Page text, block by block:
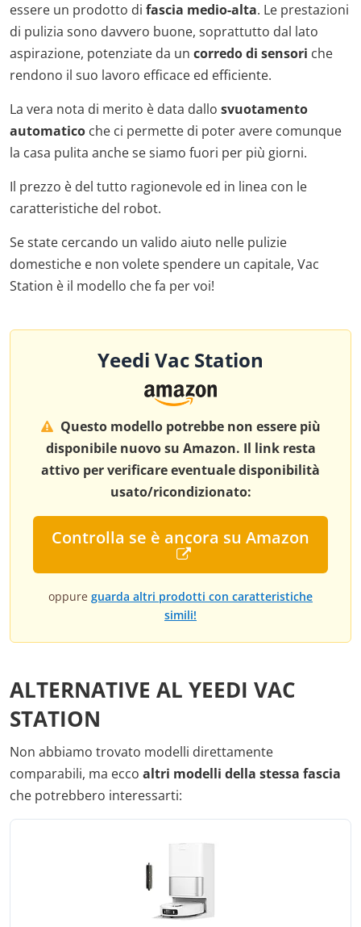
essere un prodotto di fascia medio-alta. Le prestazioni
di pulizia sono davvero buone, soprattutto dal lato
aspirazione, potenziate da un corredo di sensori che
rendono il suo lavoro efficace ed efficiente.
La vera nota di merito è data dallo svuotamento
automatico che ci permette di poter avere comunque
la casa pulita anche se siamo fuori per più giorni.
Il prezzo è del tutto ragionevole ed in linea con le
caratteristiche del robot.
Se state cercando un valido aiuto nelle pulizie
domestiche e non volete spendere un capitale, Vac
Station è il modello che fa per voi!
Yeedi Vac Station
Questo modello potrebbe non essere più
disponibile nuovo su Amazon. Il link resta
attivo per verificare eventuale disponibilità
usato/ricondizionato:
Controlla se è ancora su Amazon
oppure guarda altri prodotti con caratteristiche
simili!
ALTERNATIVE AL YEEDI VAC
STATION
Non abbiamo trovato modelli direttamente
comparabili, ma ecco altri modelli della stessa fascia
che potrebbero interessarti: